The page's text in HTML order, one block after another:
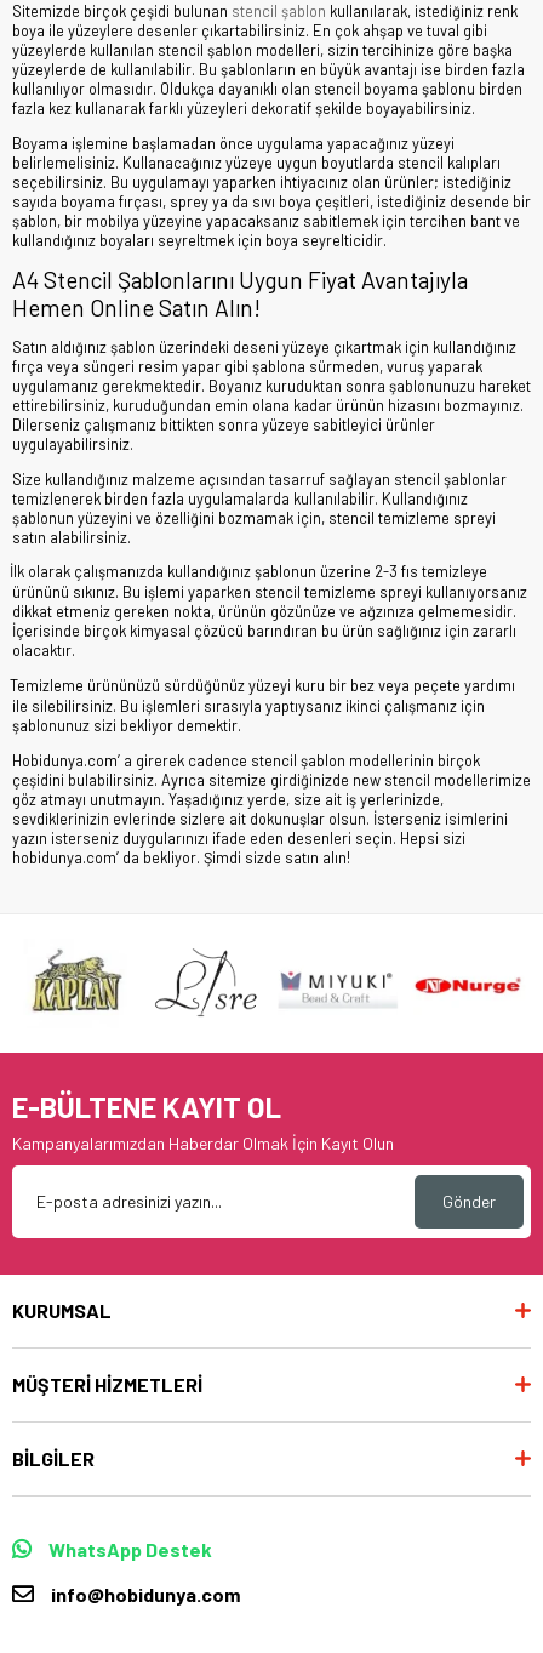
Sitemizde birçok çeşidi bulunan stencil şablon kullanılarak, istediğiniz renk
boya ile yüzeylere desenler çıkartabilirsiniz. En çok ahşap ve tuval gibi
yüzeylerde kullanılan stencil şablon modelleri, sizin tercihinize göre başka
yüzeylerde de kullanılabilir. Bu şablonların en büyük avantajı ise birden fazla
kullanılıyor olmasıdır. Oldukça dayanıklı olan stencil boyama şablonu birden
fazla kez kullanarak farklı yüzeyleri dekoratif şekilde boyayabilirsiniz.
Boyama işlemine başlamadan önce uygulama yapacağınız yüzeyi
belirlemelisiniz. Kullanacağınız yüzeye uygun boyutlarda stencil kalıpları
seçebilirsiniz. Bu uygulamayı yaparken ihtiyacınız olan ürünler; istediğiniz
sayıda boyama fırçası, sprey ya da sıvı boya çeşitleri, istediğiniz desende bir
şablon, bir mobilya yüzeyine yapacaksanız sabitlemek için tercihen bant ve
kullandığınız boyaları seyreltmek için boya seyrelticidir.
A4 Stencil Şablonlarını Uygun Fiyat Avantajıyla
Hemen Online Satın Alın!
Satın aldığınız şablon üzerindeki deseni yüzeye çıkartmak için kullandığınız
fırça veya süngeri resim yapar gibi şablona sürmeden, vuruş yaparak
uygulamanız gerekmektedir. Boyanız kuruduktan sonra şablonunuzu hareket
ettirebilirsiniz, kuruduğundan emin olana kadar ürünün hizasını bozmayınız.
Dilerseniz çalışmanız bittikten sonra yüzeye sabitleyici ürünler
uygulayabilirsiniz.
Size kullandığınız malzeme açısından tasarruf sağlayan stencil şablonlar
temizlenerek birden fazla uygulamalarda kullanılabilir. Kullandığınız
şablonun yüzeyini ve özelliğini bozmamak için, stencil temizleme spreyi
satın alabilirsiniz.
İlk olarak çalışmanızda kullandığınız şablonun üzerine 2-3 fıs temizleye
ürününü sıkınız. Bu işlemi yaparken stencil temizleme spreyi kullanıyorsanız
dikkat etmeniz gereken nokta, ürünün gözünüze ve ağzınıza gelmemesidir.
İçerisinde birçok kimyasal çözücü barındıran bu ürün sağlığınız için zararlı
olacaktır.
Temizleme ürününüzü sürdüğünüz yüzeyi kuru bir bez veya peçete yardımı
ile silebilirsiniz. Bu işlemleri sırasıyla yaptıysanız ikinci çalışmanız için
şablonunuz sizi bekliyor demektir.
Hobidunya.com’ a girerek cadence stencil şablon modellerinin birçok
çeşidini bulabilirsiniz. Ayrıca sitemize girdiğinizde new stencil modellerimize
göz atmayı unutmayın. Yaşadığınız yerde, size ait iş yerlerinizde,
sevdiklerinizin evlerinde sizlere ait dokunuşlar olsun. İsterseniz isimlerini
yazın isterseniz duygularınızı ifade eden desenleri seçin. Hepsi sizi
hobidunya.com’ da bekliyor. Şimdi sizde satın alın!
E-BÜLTENE KAYIT OL
Kampanyalarımızdan Haberdar Olmak İçin Kayıt Olun
Gönder
KURUMSAL
MÜŞTERİ HİZMETLERİ
BİLGİLER
WhatsApp Destek
info@hobidunya.com